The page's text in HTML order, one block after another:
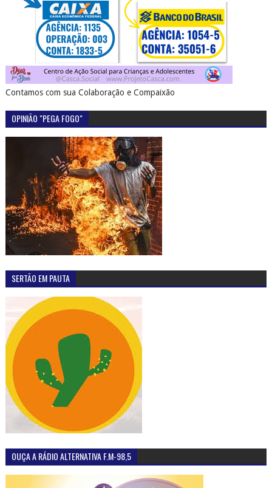
Contamos com sua Colaboração e Compaixão
OPINIÃO "PEGA FOGO"
SERTÃO EM PAUTA
OUÇA A RÁDIO ALTERNATIVA F.M-98,5